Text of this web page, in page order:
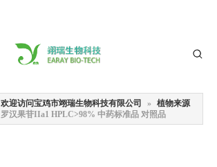
欢迎访问宝鸡市翊瑞生物科技有限公司 »
植物来源
罗汉果苷IIa1 HPLC>98% 中药标准品 对照品